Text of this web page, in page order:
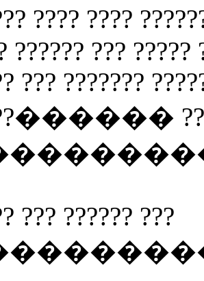
???? ????
?????? ???
??? ???????
??? ?????? ???